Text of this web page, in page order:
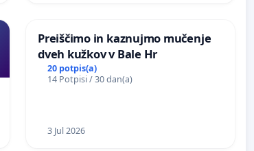
Preiščimo in kaznujmo mučenje
dveh kužkov v Bale Hr
20 potpis(a)
14 Potpisi / 30 dan(a)
3 Jul 2026